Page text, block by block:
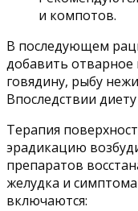
и компотов.
В последующем
добавить
говядину, рыбу
Впоследствии
Терапия
эрадикацию
препаратов
желудка и
включаются: